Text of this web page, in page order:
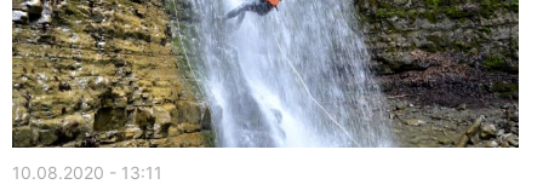
10.08.2020 - 13:11